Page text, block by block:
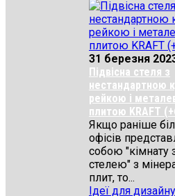
31 березня
Підвісна стеля з
нестандартною
рейкою і
плитою KRAFT
Якщо раніше
офісів
собою "кімнату
стелею" з
плит, то...
Ідеї для дизайну